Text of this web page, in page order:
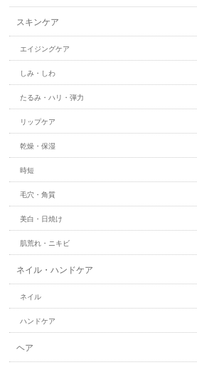
スキンケア
エイジングケア
しみ・しわ
たるみ・ハリ・弾力
リップケア
乾燥・保湿
時短
毛穴・角質
美白・日焼け
肌荒れ・ニキビ
ネイル・ハンドケア
ネイル
ハンドケア
ヘア